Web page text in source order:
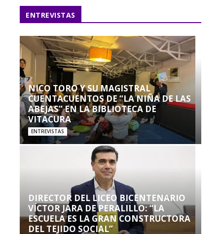
ENTREVISTAS
NICO TORO Y SU MAGISTRAL
CUENTACUENTOS DE “LA NIÑA DE LAS
ABEJAS” EN LA BIBLIOTECA DE
VITACURA
ENTREVISTAS
DIRECTOR DEL LICEO BICENTENARIO
VÍCTOR JARA DE PERALILLO: “LA
ESCUELA ES LA GRAN CONSTRUCTORA
DEL TEJIDO SOCIAL”